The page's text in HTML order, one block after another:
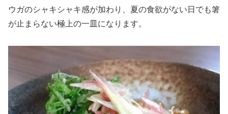
ウガのシャキシャキ感が加わり、夏の食欲がない日でも箸
が止まらない極上の一皿になります。